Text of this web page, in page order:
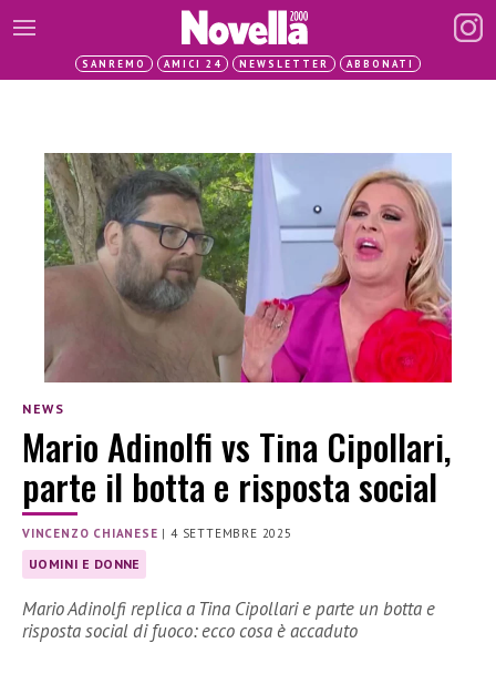
SANREMO AMICI 24 NEWSLETTER ABBONATI
NEWS
Mario Adinolfi vs Tina Cipollari,
parte il botta e risposta social
VINCENZO CHIANESE |4 SETTEMBRE 2025
UOMINI E DONNE
Mario Adinolfi replica a Tina Cipollari e parte un botta e
risposta social di fuoco: ecco cosa è accaduto